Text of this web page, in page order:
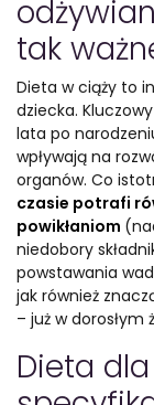
tak
Dieta w ciąży to
dziecka.
lata po
wpływają na
organów. Co
czasie potrafi
powikłaniom
niedobory
powstawania
jak również
– już w dorosłym
Dieta